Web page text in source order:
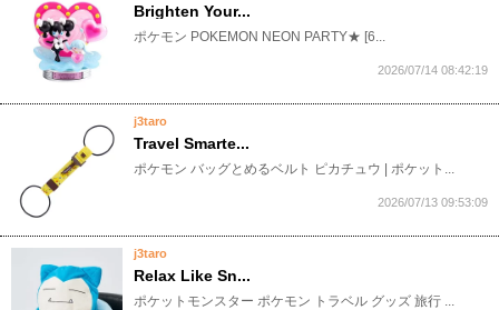
Brighten Your...
​ポケモン POKEMON NEON PARTY★ [6...
2026/07/14 08:42:19
j3taro
Travel Smarte...
​ポケモン バッグとめるベルト ピカチュウ | ポケット...
2026/07/13 09:53:09
j3taro
Relax Like Sn...
​ポケットモンスター ポケモン トラベル グッズ 旅行 ...